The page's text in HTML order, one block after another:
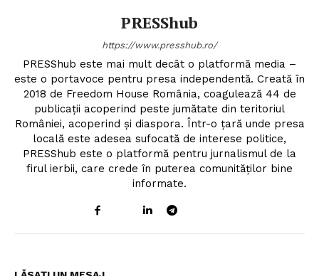
PRESShub
https://www.presshub.ro/
PRESShub este mai mult decât o platformă media –
este o portavoce pentru presa independentă. Creată în
2018 de Freedom House România, coagulează 44 de
publicații acoperind peste jumătate din teritoriul
României, acoperind și diaspora. Într-o țară unde presa
locală este adesea sufocată de interese politice,
PRESShub este o platformă pentru jurnalismul de la
firul ierbii, care crede în puterea comunităților bine
informate.